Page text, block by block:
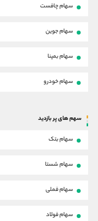
سهام چافست
سهام جوین
سهام بمپنا
سهام خودرو
سهم های پر بازدید
سهام بتک
سهام شستا
سهام فملی
سهام فولاد